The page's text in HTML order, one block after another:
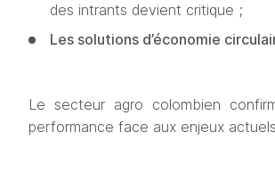
des intrants devient critique ;
Les solutions d’économie
Le secteur agro colombien
performance face aux enjeux